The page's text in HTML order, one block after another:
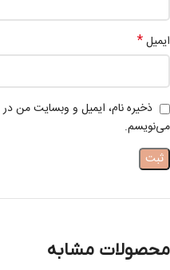
ایمیل*
ذخیره نام، ایمیل و وبسایت من در
می‌نویسم.
محصولات مشابه